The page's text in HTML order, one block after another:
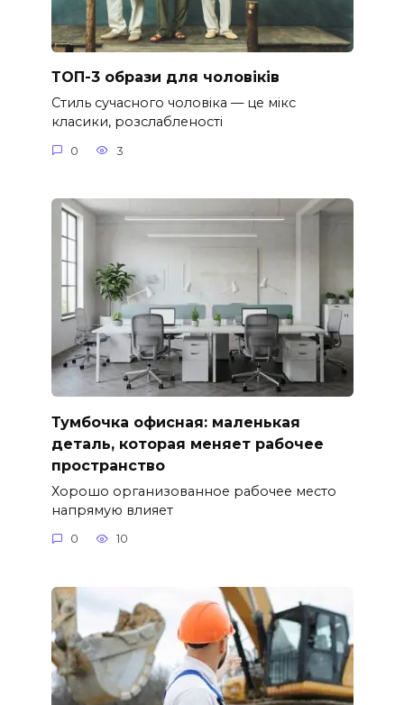
ТОП-3 образи для чоловіків
Стиль сучасного чоловіка — це мікс
класики, розслабленості
0 3
Тумбочка офисная: маленькая
деталь, которая меняет рабочее
пространство
Хорошо организованное рабочее место
напрямую влияет
0 10